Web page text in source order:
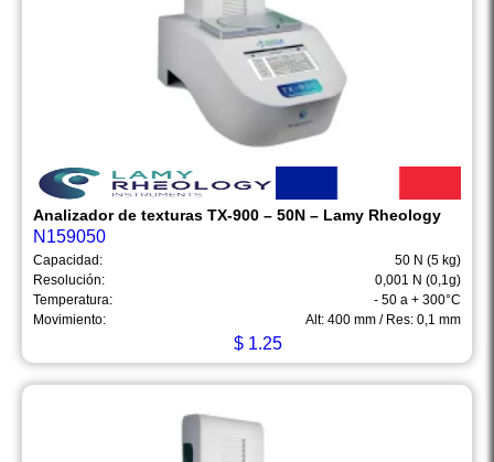
Analizador de texturas TX-900 – 50N – Lamy Rheology
N159050
Capacidad:
50 N (5 kg)
Resolución:
0,001 N (0,1g)
Temperatura:
- 50 a + 300°C
Movimiento:
Alt: 400 mm / Res: 0,1 mm
$ 1.25